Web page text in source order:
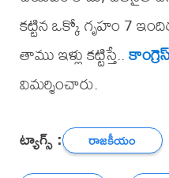
కట్టిన ఒక్కో గృహం 7
తాము ఇళ్లు కట్టిస్తే..
విమర్శించారు.
ట్యాగ్స్ : రాజకీయం